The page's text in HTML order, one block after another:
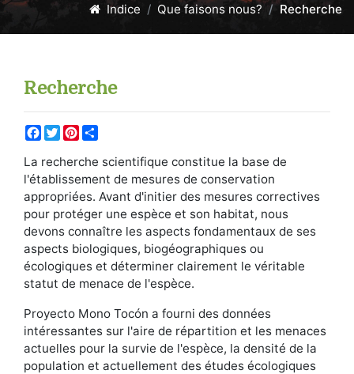
Indice Que faisons nous? Recherche
Recherche
Facebook
TwitterPinterest
La recherche scientifique constitue la base de
l'établissement de mesures de conservation
appropriées. Avant d'initier des mesures correctives
pour protéger une espèce et son habitat, nous
devons connaître les aspects fondamentaux de ses
aspects biologiques, biogéographiques ou
écologiques et déterminer clairement le véritable
statut de menace de l'espèce.
Proyecto Mono Tocón a fourni des données
intéressantes sur l'aire de répartition et les menaces
actuelles pour la survie de l'espèce, la densité de la
population et actuellement des études écologiques